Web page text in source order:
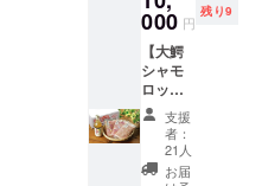
ります
が、漁
獲量に
よりお
届け時
期が遅
れる可
能性が
ありま
脂乗り
抜群の1
尾800g
以上の
マサバ
をフィ
レに。
鮮度を
落とさ
000 円
残り9
【大鰐
シャモ
ロック
鍋セッ
ト(4～5
人前)】
・モ
支援
者：
21人
お届